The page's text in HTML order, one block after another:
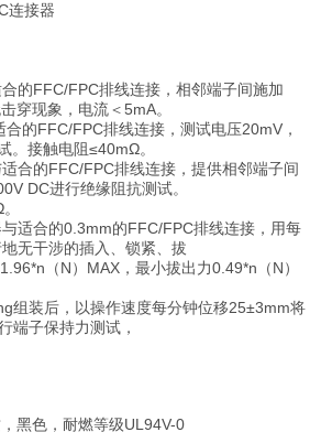
连接器
的FFC/FPC排线连接，相邻端子间施加
穿现象，电流＜5mA。
的FFC/FPC排线连接，测试电压20mV，
。接触电阻≤40mΩ。
合的FFC/FPC排线连接，提供相邻端子间
DC进行绝缘阻抗测试。
适合的0.3mm的FFC/FPC排线连接，用每
无干涉的插入、锁紧、拔
（N）MAX，最小拔出力0.49*n（N）
组装后，以操作速度每分钟位移25±3mm将
行端子保持力测试，
黑色，耐燃等级UL94V-0